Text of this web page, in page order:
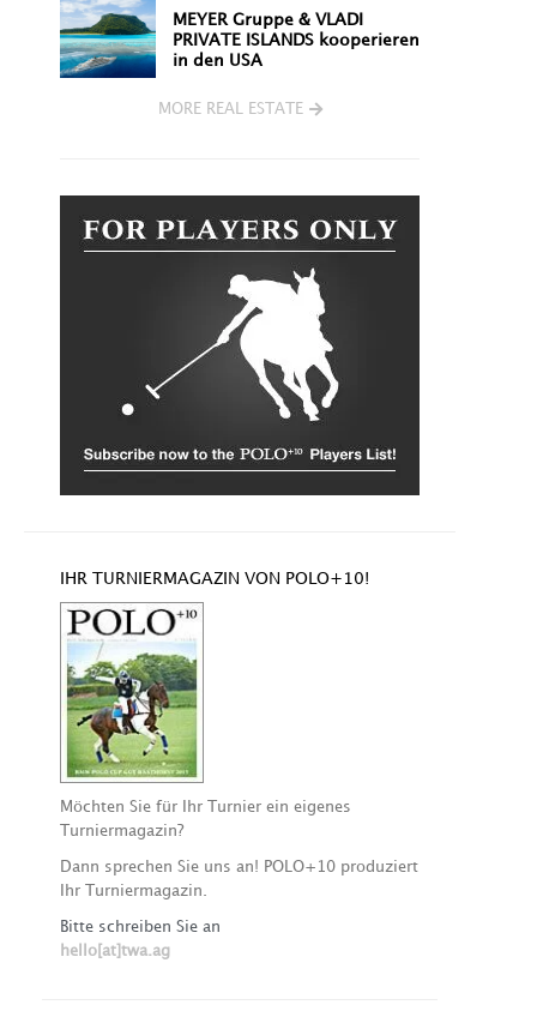
MEYER Gruppe & VLADI
PRIVATE ISLANDS kooperieren
in den USA
MORE REAL ESTATE
IHR TURNIERMAGAZIN VON POLO+10!
Möchten Sie für Ihr Turnier ein eigenes
Turniermagazin?
Dann sprechen Sie uns an! POLO+10 produziert
Ihr Turniermagazin.
Bitte schreiben Sie an
hello[at]twa.ag